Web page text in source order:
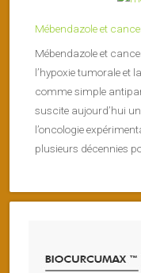
Mébendazole et
Mébendazole et
l’hypoxie tumorale et
comme simple
suscite aujourd’hui
l’oncologie
plusieurs décennies